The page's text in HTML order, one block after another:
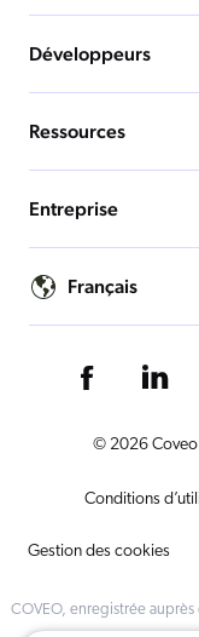
Développeurs
Ressources
Entreprise
Français
© 2026 Coveo
Conditions
Gestion des cookies
COVEO, enregistrée